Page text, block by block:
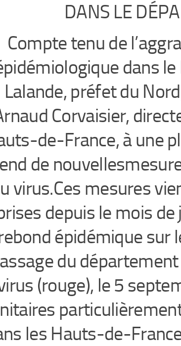
DANS LE
Compte tenu de
dans
Lalande, préfet du
Corvaisier,
de-France, à une
de
virus.Ces mesures
depuis le mois
épidémique sur
du
(rouge), le 5
les Hauts-de-